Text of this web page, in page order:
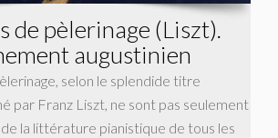
de pèlerinage (Liszt).
augustinien
selon le splendide titre
par Franz Liszt, ne sont pas seulement
la littérature pianistique de tous les